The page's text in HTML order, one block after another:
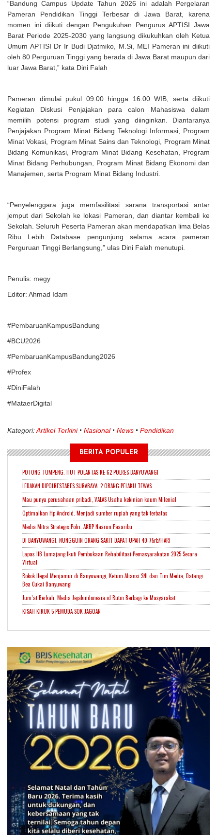
“Bandung Campus Update Tahun 2026 ini adalah Pergelaran
Pameran Pendidikan Tinggi Terbesar di Jawa Barat, karena
momen ini diikuti dengan Pengukuhan Pengurus APTISI Jawa
Barat Periode 2025-2030 yang langsung dikukuhkan oleh Ketua
Umum APTISI Dr Ir Budi Djatmiko, M.Si, MEI Pameran ini diikuti
oleh 80 Perguruan Tinggi yang berada di Jawa Barat maupun dari
luar Jawa Barat,” kata Dini Falah
Pameran dimulai pukul 09.00 hingga 16.00 WIB, serta diikuti
Kegiatan Diskusi Penjajakan para calon Mahasiswa dalam
memilih potensi program studi yang diinginkan. Diantaranya
Penjajakan Program Minat Bidang Teknologi Informasi, Program
Minat Vokasi, Program Minat Sains dan Teknologi, Program Minat
Bidang Komunikasi, Program Minat Bidang Kesehatan, Program
Minat Bidang Perhubungan, Program Minat Bidang Ekonomi dan
Manajemen, serta Program Minat Bidang Industri.
“Penyelenggara juga memfasilitasi sarana transportasi antar
jemput dari Sekolah ke lokasi Pameran, dan diantar kembali ke
Sekolah. Seluruh Peserta Pameran akan mendapatkan lima Belas
Ribu Lebih Database pengunjung selama acara pameran
Perguruan Tinggi Berlangsung,” ulas Dini Falah menutupi.
Penulis: megy
Editor: Ahmad Idam
#PembaruanKampusBandung
#BCU2026
#PembaruanKampusBandung2026
#Profex
#DiniFalah
#MataerDigital
Kategori:Artikel Terkini Nasional News Pendidikan
BERITA POPULER
POTONG TUMPENG. HUT POLANTAS KE 62 POLRES BANYUWANGI
LEDAKAN DIPOLRESTABES SURABAYA. 2 ORANG PELAKU TEWAS
Mau punya perusahaan pribadi, VALAS Usaha kekinian kaum Milenial
Optimalkan Hp Android. Menjadi sumber rupiah yang tak terbatas
Media Mitra Strategis Polri. AKBP Nasrun Pasaribu
DI BANYUWANGI. NUNGGUIN ORANG SAKIT DAPAT UPAH 40-75rb/HARI
Lapas IIB Lumajang Ikuti Pembukaan Rehabilitasi Pemasyarakatan 2025 Secara
Virtual
Rokok Ilegal Menjamur di Banyuwangi, Ketum Aliansi SNI dan Tim Media, Datangi
Bea Cukai Banyuwangi
Jum’at Berkah, Media Jejakindonesia.id Rutin Berbagi ke Masyarakat
KISAH KIKUK 5 PEMUDA SOK JAGOAN